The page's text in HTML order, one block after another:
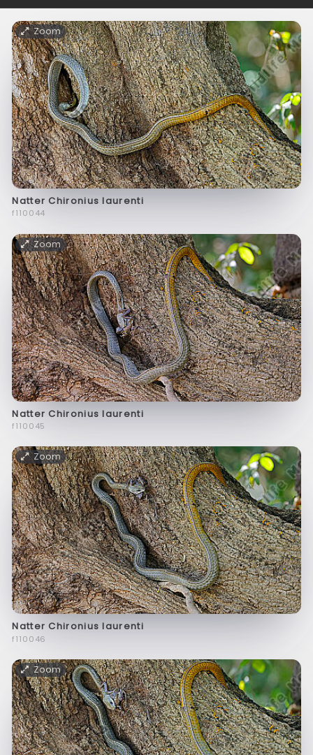
Zoom
Natter Chironius laurenti
f110044
Zoom
Natter Chironius laurenti
f110045
Zoom
Natter Chironius laurenti
f110046
Zoom